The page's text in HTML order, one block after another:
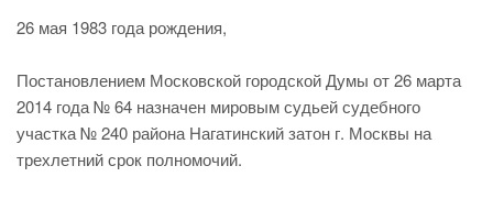
26 мая 1983 года рождения,
Постановлением Московской городской Думы от 26 марта
2014 года № 64 назначен мировым судьей судебного
участка № 240 района Нагатинский затон г. Москвы на
трехлетний срок полномочий.